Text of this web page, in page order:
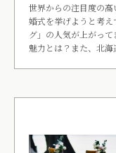
世界からの注目度の
婚式を挙げようと考
グ」の人気が上がっ
魅力とは？また、北